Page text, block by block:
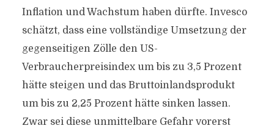
Inflation und Wachstum haben dürfte. Invesco
schätzt, dass eine vollständige Umsetzung der
gegenseitigen Zölle den US-
Verbraucherpreisindex um bis zu 3,5 Prozent
hätte steigen und das Bruttoinlandsprodukt
um bis zu 2,25 Prozent hätte sinken lassen.
Zwar sei diese unmittelbare Gefahr vorerst